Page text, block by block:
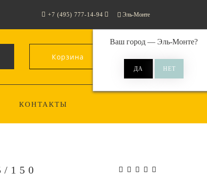
Эль-Монте
Ваш город — Эль-Монте?
+7 (495) 777-14-94
Корзина 0
КОНТАКТЫ
150